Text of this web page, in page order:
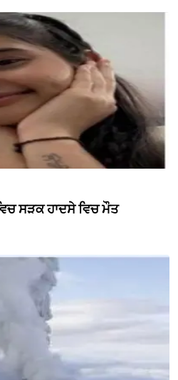
ਸੜਕ ਹਾਦਸੇ ਵਿਚ ਮੌਤ